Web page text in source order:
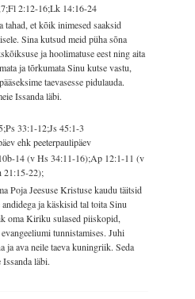
2:12-16;Lk 14:16-24
tahad, et kõik inimesed saaksid
Sina kutsud meid püha sõna
ja hoolimatuse eest ning aita
ja tõrkumata Sinu kutse vastu,
taevasesse pidulauda.
Issanda läbi.
33:1-12;Js 45:1-3
ehk peeterpaulipäev
14 (v Hs 34:11-16);Ap 12:1-11 (v
21:15-22);
Poja Jeesuse Kristuse kaudu täitsid
ja käskisid tal toita Sinu
oma Kiriku sulased piiskopid,
tunnistamises. Juhi
ja ava neile taeva kuningriik. Seda
Issanda läbi.